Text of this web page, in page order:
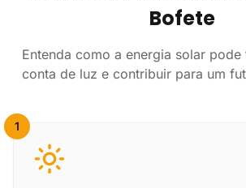
Bofete
Entenda como a energia solar pode
conta de luz e contribuir para um
1